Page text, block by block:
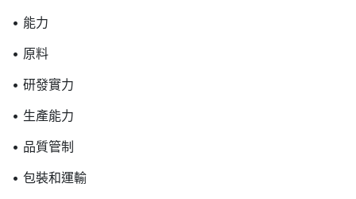
• 能力
• 原料
• 研發實力
• 生產能力
• 品質管制
• 包裝和運輸